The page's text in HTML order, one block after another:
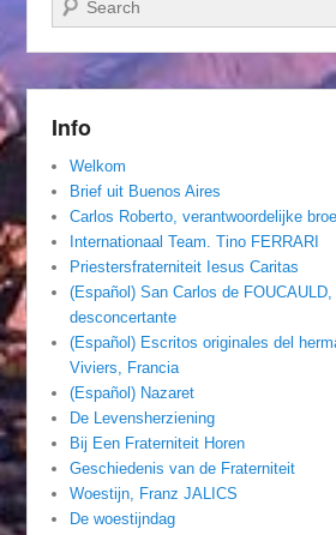
Info
Welkom
Brief uit Buenos Aires
Carlos Roberto, verantwoordelijke
Internationaal Team. Tino FERRARI
Priestersfraterniteit Iesus Caritas
(Español) San Carlos de
desconcertante
(Español) Escritos originales del
Viviers, Francia
(Español) Nazaret
De Levensherziening
Bij Een Fraterniteit Horen
Geschiedenis van de Fraterniteit
Woestijn, Franz JALICS
De woestijndag